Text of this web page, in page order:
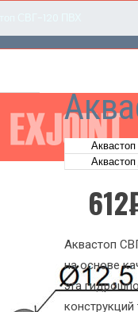
612
Аквастоп
на основе
эта
конструкций